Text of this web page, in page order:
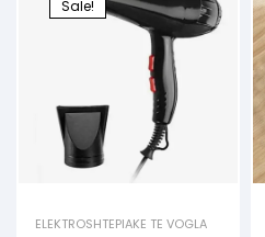
Sale!
ELEKTROSHTEPIAKE TE VOGLA